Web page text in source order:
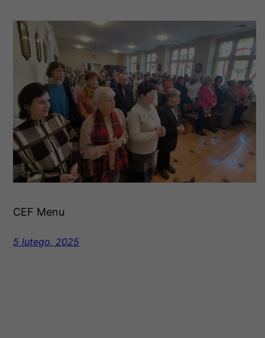
CEF Menu
5 lutego, 2025